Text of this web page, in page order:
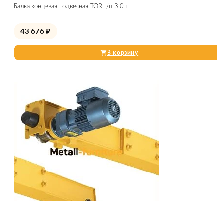
Балка концевая подвесная TOR г/п 3,0 т
43 676 ₽
В корзину